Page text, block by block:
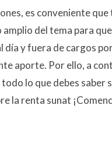
es conveniente que
del tema para
día y fuera de cargos
aporte. Por ello, a
lo que debes saber
la renta sunat